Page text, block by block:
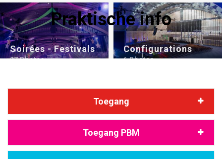
Soirées - Festivals
27 Photos
Configurations
6 Photos
Praktische info
Toegang
Toegang PBM